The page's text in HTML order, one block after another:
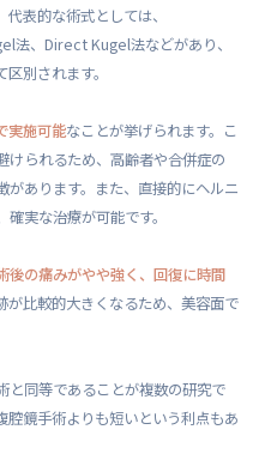
表的な術式としては、
法、Direct Kugel法などがあり、
別されます。
実施可能なことが挙げられます。こ
けられるため、高齢者や合併症の
があります。また、直接的にヘルニ
実な治療が可能です。
後の痛みがやや強く、回復に時間
が比較的大きくなるため、美容面で
と同等であることが複数の研究で
鏡手術よりも短いという利点もあ